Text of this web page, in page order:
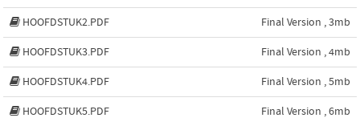
HOOFDSTUK2.PDF Final Version , 3mb
HOOFDSTUK3.PDF Final Version , 4mb
HOOFDSTUK4.PDF Final Version , 5mb
HOOFDSTUK5.PDF Final Version , 6mb